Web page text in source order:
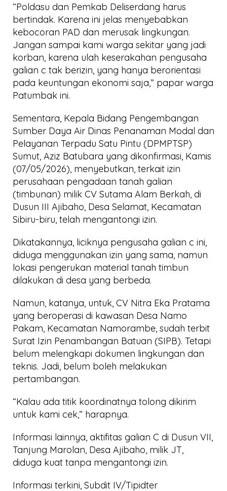
“Poldasu dan Pemkab Deliserdang harus
bertindak. Karena ini jelas menyebabkan
kebocoran PAD dan merusak lingkungan.
Jangan sampai kami warga sekitar yang jadi
korban, karena ulah keserakahan pengusaha
galian c tak berizin, yang hanya berorientasi
pada keuntungan ekonomi saja,” papar warga
Patumbak ini.
Sementara, Kepala Bidang Pengembangan
Sumber Daya Air Dinas Penanaman Modal dan
Pelayanan Terpadu Satu Pintu (DPMPTSP)
Sumut, Aziz Batubara yang dikonfirmasi, Kamis
(07/05/2026), menyebutkan, terkait izin
perusahaan pengadaan tanah galian
(timbunan) milik CV Sutama Alam Berkah, di
Dusun III Ajibaho, Desa Selamat, Kecamatan
Sibiru-biru, telah mengantongi izin.
Dikatakannya, liciknya pengusaha galian c ini,
diduga menggunakan izin yang sama, namun
lokasi pengerukan material tanah timbun
dilakukan di desa yang berbeda.
Namun, katanya, untuk, CV Nitra Eka Pratama
yang beroperasi di kawasan Desa Namo
Pakam, Kecamatan Namorambe, sudah terbit
Surat Izin Penambangan Batuan (SIPB). Tetapi
belum melengkapi dokumen lingkungan dan
teknis. Jadi, belum boleh melakukan
pertambangan.
“Kalau ada titik koordinatnya tolong dikirim
untuk kami cek,” harapnya.
Informasi lainnya, aktifitas galian C di Dusun VII,
Tanjung Marolan, Desa Ajibaho, milik JT,
diduga kuat tanpa mengantongi izin.
Informasi terkini, Subdit IV/Tipidter